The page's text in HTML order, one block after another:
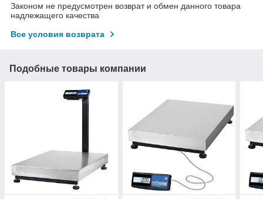
Законом не предусмотрен возврат и обмен данного товара
надлежащего качества
Все условия возврата
Подобные товары компании